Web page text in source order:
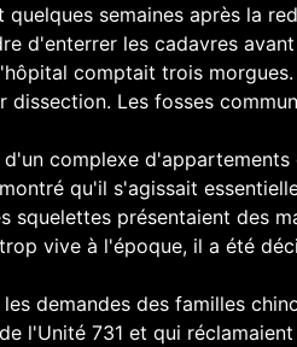
semaines après la
d'enterrer les cadavres
comptait trois
Les fosses
complexe
qu'il s'agissait
squelettes présentaient des
vive à l'époque, il a été
demandes des familles
l'Unité 731 et qui